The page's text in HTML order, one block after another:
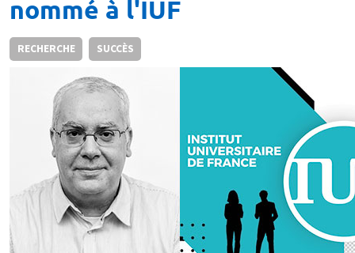
nommé à l'IUF
RECHERCHE SUCCÈS